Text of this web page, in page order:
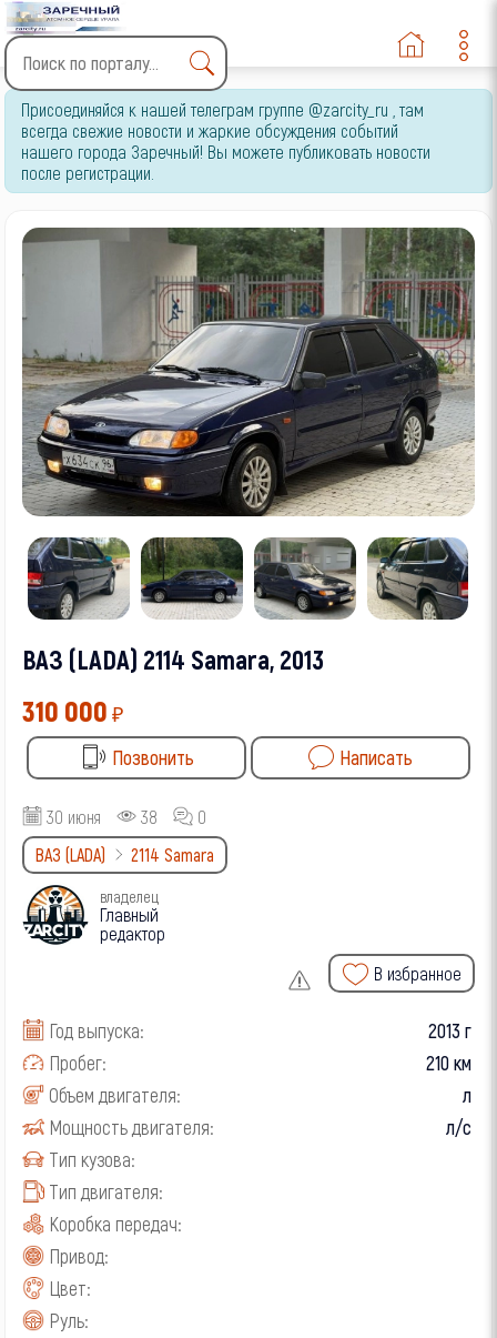
Type 2 or more characters
for results.
Присоединяйся к нашей телеграм группе @zarcity_ru , там
всегда свежие новости и жаркие обсуждения событий
нашего города Заречный! Вы можете публиковать новости
после регистрации.
ВАЗ (LADA) 2114 Samara, 2013
310 000 ₽
Позвонить
Написать
30 июня 38
0
ВАЗ (LADA)
2114 Samara
владелец
Главный
редактор
В избранное
Год выпуска:
2013 г
Пробег:
210 км
Объем двигателя:
л
Мощность двигателя:
л/с
Тип кузова:
Тип двигателя:
Коробка передач:
Привод:
Цвет:
Руль: